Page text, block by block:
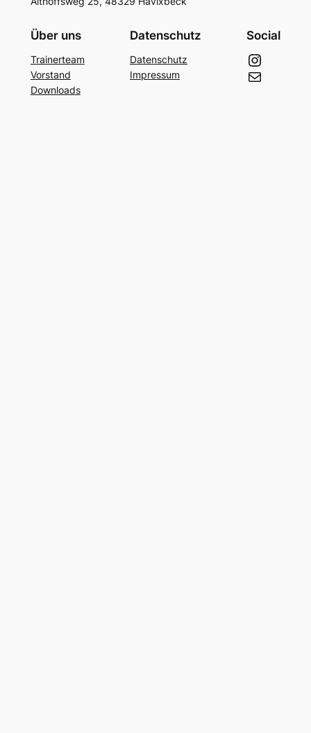
Über uns
Trainerteam
Vorstand
Downloads
Datenschutz
Datenschutz
Impressum
Social
Instagram
E-Mail